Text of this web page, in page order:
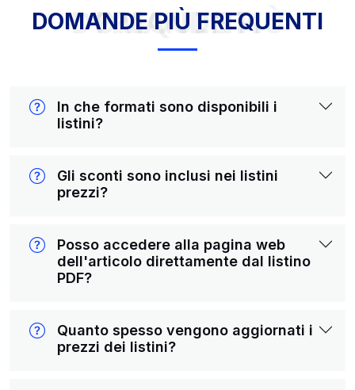
DOMANDE PIÙ FREQUENTI
DOMANDE PIÙ FREQUENTI
In che formati sono disponibili i
listini?
Gli sconti sono inclusi nei listini
prezzi?
Posso accedere alla pagina web
dell'articolo direttamente dal listino
PDF?
Quanto spesso vengono aggiornati i
prezzi dei listini?